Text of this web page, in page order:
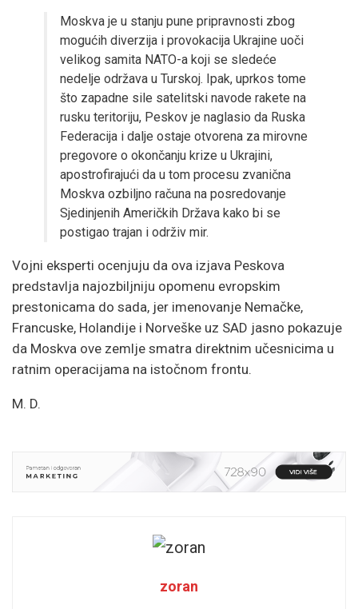
Moskva je u stanju pune pripravnosti zbog
mogućih diverzija i provokacija Ukrajine uoči
velikog samita NATO-a koji se sledeće
nedelje održava u Turskoj. Ipak, uprkos tome
što zapadne sile satelitski navode rakete na
rusku teritoriju, Peskov je naglasio da Ruska
Federacija i dalje ostaje otvorena za mirovne
pregovore o okončanju krize u Ukrajini,
apostrofirajući da u tom procesu zvanična
Moskva ozbiljno računa na posredovanje
Sjedinjenih Američkih Država kako bi se
postigao trajan i održiv mir.
Vojni eksperti ocenjuju da ova izjava Peskova
predstavlja najozbiljniju opomenu evropskim
prestonicama do sada, jer imenovanje Nemačke,
Francuske, Holandije i Norveške uz SAD jasno pokazuje
da Moskva ove zemlje smatra direktnim učesnicima u
ratnim operacijama na istočnom frontu.
M. D.
zoran